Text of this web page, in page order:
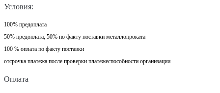
Условия:
100% предоплата
50% предоплата, 50% по факту поставки металлопроката
100 % оплата по факту поставки
отсрочка платежа после проверки платежеспособности организации
Оплата